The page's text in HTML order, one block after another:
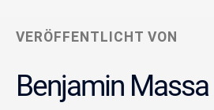
VERÖFFENTLICHT VON
Benjamin Massa